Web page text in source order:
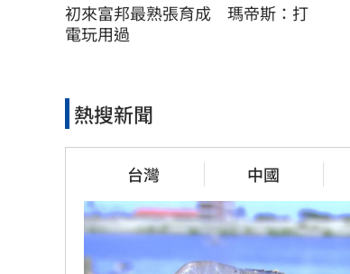
初來富邦最熟張育成　瑪帝斯：打
電玩用過
熱搜新聞
台灣 中國